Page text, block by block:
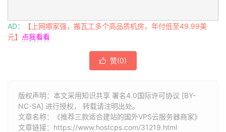
AD：
【上网哪家强，搬瓦工多个高品质机房，年付低至49.99美
元】
点我看看
 赞(0)
版权声明：本文采用知识共享 署名4.0国际许可协议 [BY-
NC-SA] 进行授权， 转载请注明出处。
文章名称：《推荐三款适合建站的国外VPS云服务器商家》
文章链接： https://www.hostcps.com/31219.html